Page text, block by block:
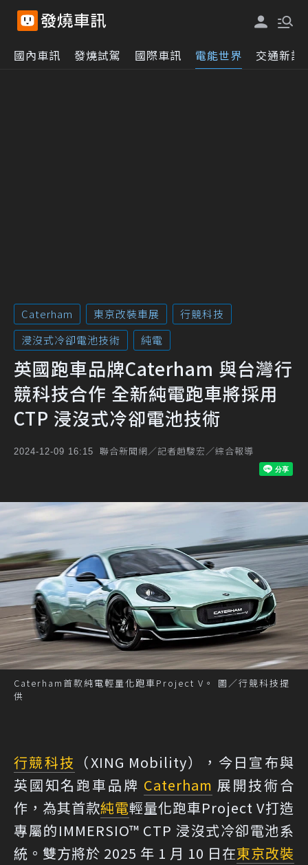
國內車訊 發燒試駕 國際車訊 電能世界 交通新訊
Caterham 東京改裝車展
行競科技
浸沒式冷卻電池技術
純電
英國跑車品牌Caterham 與台灣行
競科技合作 全新純電跑車將採用
CTP 浸沒式冷卻電池技術
2024-12-09 16:15 聯合新聞網／記者趙駿宏／綜合報導
Caterham首款純電輕量化跑車Project V。 圖／行競科技提
供
行競科技 （XING Mobility），今日宣布與
英國知名跑車品牌 Caterham 展開技術合
作，為其首款純電輕量化跑車Project V打造
專屬的IMMERSIO™ CTP 浸沒式冷卻電池系
統。雙方將於 2025 年 1 月 10 日在東京改裝